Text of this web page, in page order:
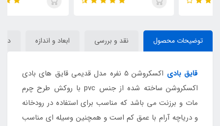
توضیحات محصول نقد و بررسی ابعاد و اندازه
قایق بادی
اکسکروشن 5 نفره مدل قدیمی قایق های بادی
اکسکروشن ساخته شده از جنس pvc با روکش طرح چرم
مات و برزنت می باشد که مناسب برای استفاده در رودخانه
و دریاچه آرام با عمق کم است و همچنین وسیله ای مناسب